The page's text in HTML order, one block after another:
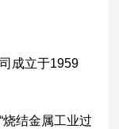
成立于1959
结金属工业过